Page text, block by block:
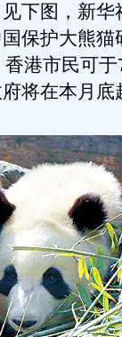
下图，新华
保护大熊猫
港市民可
将在本月底